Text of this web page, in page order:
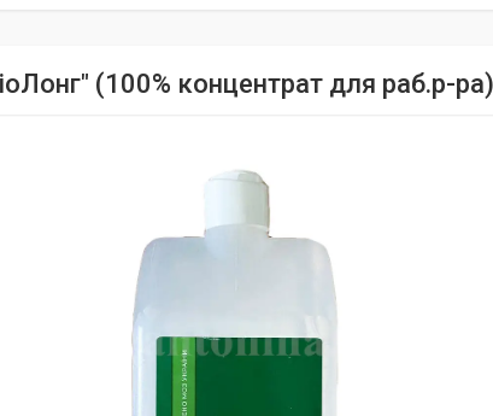
(100% концентрат для раб.р-